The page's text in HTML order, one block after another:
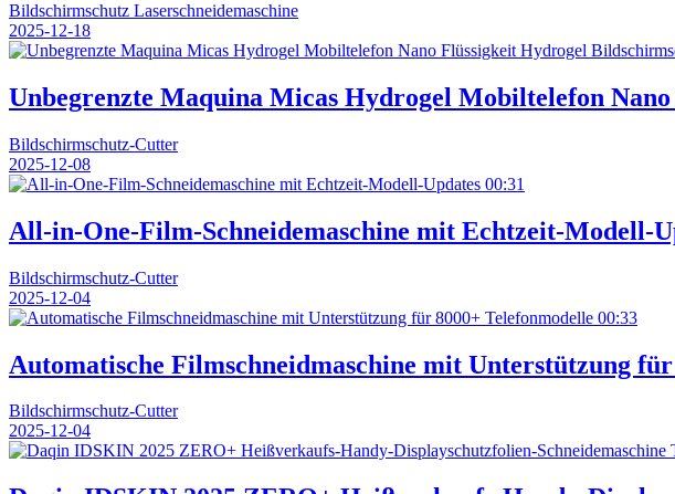
Bildschirmschutz Laserschneidemaschine
2025-12-18
Unbegrenzte Maquina Micas Hydrogel Mobiltelefon
Bildschirmschutz-Cutter
2025-12-08
00:31
All-in-One-Film-Schneidemaschine mit Echtzeit-Modell-
Bildschirmschutz-Cutter
2025-12-04
00:33
Automatische Filmschneidmaschine mit Unterstützung
Bildschirmschutz-Cutter
2025-12-04